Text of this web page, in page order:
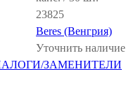
23825
Beres (Венгрия)
Уточнить наличие
ЗАМЕНИТЕЛИ